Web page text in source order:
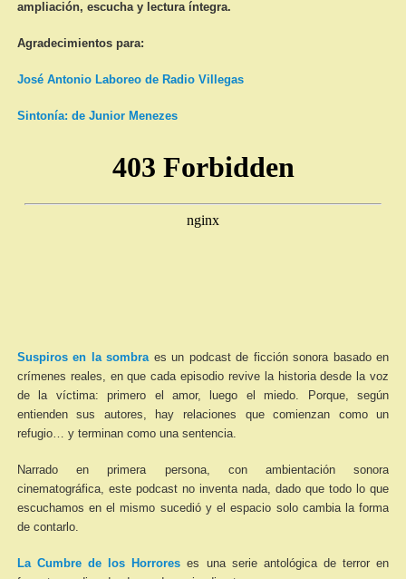
ampliación, escucha y lectura íntegra.
Agradecimientos para:
José Antonio Laboreo de Radio Villegas
Sintonía: de Junior Menezes
Suspiros en la sombra es un podcast de ficción sonora basado en
crímenes reales, en que cada episodio revive la historia desde la voz
de la víctima: primero el amor, luego el miedo. Porque, según
entienden sus autores, hay relaciones que comienzan como un
refugio… y terminan como una sentencia.
Narrado en primera persona, con ambientación sonora
cinematográfica, este podcast no inventa nada, dado que todo lo que
escuchamos en el mismo sucedió y el espacio solo cambia la forma
de contarlo.
La Cumbre de los Horrores es una serie antológica de terror en